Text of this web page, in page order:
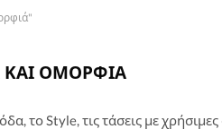
ΟΜΟΡΦΙΆ
το Style, τις τάσεις με